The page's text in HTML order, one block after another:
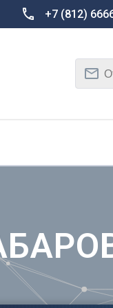
Дону
+7 (812)